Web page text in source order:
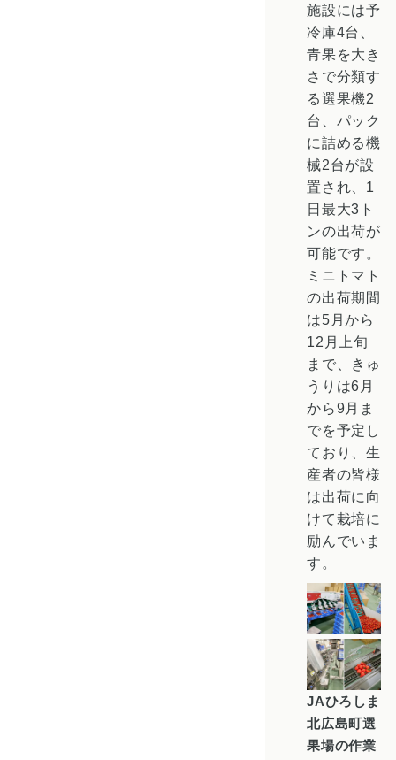
施設には予
冷庫4台、
青果を大き
さで分類す
る選果機2
台、パック
に詰める機
械2台が設
置され、1
日最大3ト
ンの出荷が
可能です。
ミニトマト
の出荷期間
は5月から
12月上旬
まで、きゅ
うりは6月
から9月ま
でを予定し
ており、生
産者の皆様
は出荷に向
けて栽培に
励んでいま
す。
JAひろしま
北広島町選
果場の作業